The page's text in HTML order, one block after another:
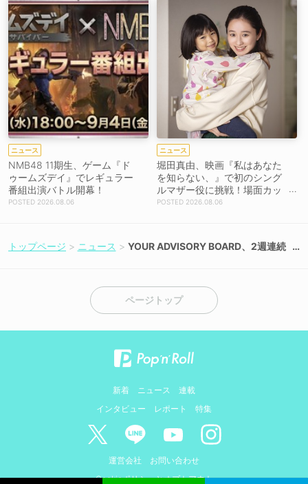
ニュース
NMB48 11期生、ゲーム『ド
ゥームズデイ』でレギュラー
番組出演バトル開幕！
2026.08.06
ニュース
堀田真由、映画『私はあなた
を知らない、』で初のシング
ルマザー役に挑戦！場面カッ
トを解禁！【コメントあり】
2026.08.06
トップページ ニュース
YOUR ADVISORY BOARD、2週連続
ページトップ
新着 ニュース
連載
インタビュー
レポート 特集
運営会社
お問い合わせ
Cookieポリシーとオプトアウト